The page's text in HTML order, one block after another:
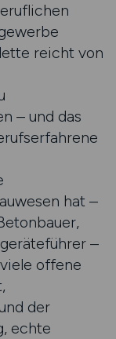
reicht von
– und das
hat –
–
offene
der
echte